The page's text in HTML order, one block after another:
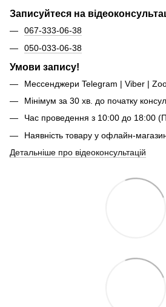
Записуйтеся на
067-333-06-38
050-033-06-38
Умови запису!
Мессенджери Telegram | Viber |
Мінімум за 30 хв. до початку
Час проведення з 10:00 до 18:00
Наявність товару у офлайн-
Детальніше про відеоконсультацій